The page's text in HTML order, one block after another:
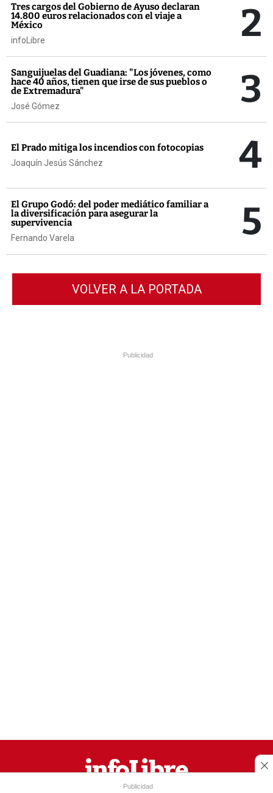
Tres cargos del Gobierno de Ayuso declaran
14.800 euros relacionados con el viaje a
México
infoLibre 2
Sanguijuelas del Guadiana: "Los jóvenes, como
hace 40 años, tienen que irse de sus pueblos o
de Extremadura"
José Gómez 3
El Prado mitiga los incendios con fotocopias
Joaquín Jesús Sánchez 4
El Grupo Godó: del poder mediático familiar a
la diversificación para asegurar la
supervivencia
Fernando Varela 5
VOLVER A LA PORTADA
Publicidad
Publicidad